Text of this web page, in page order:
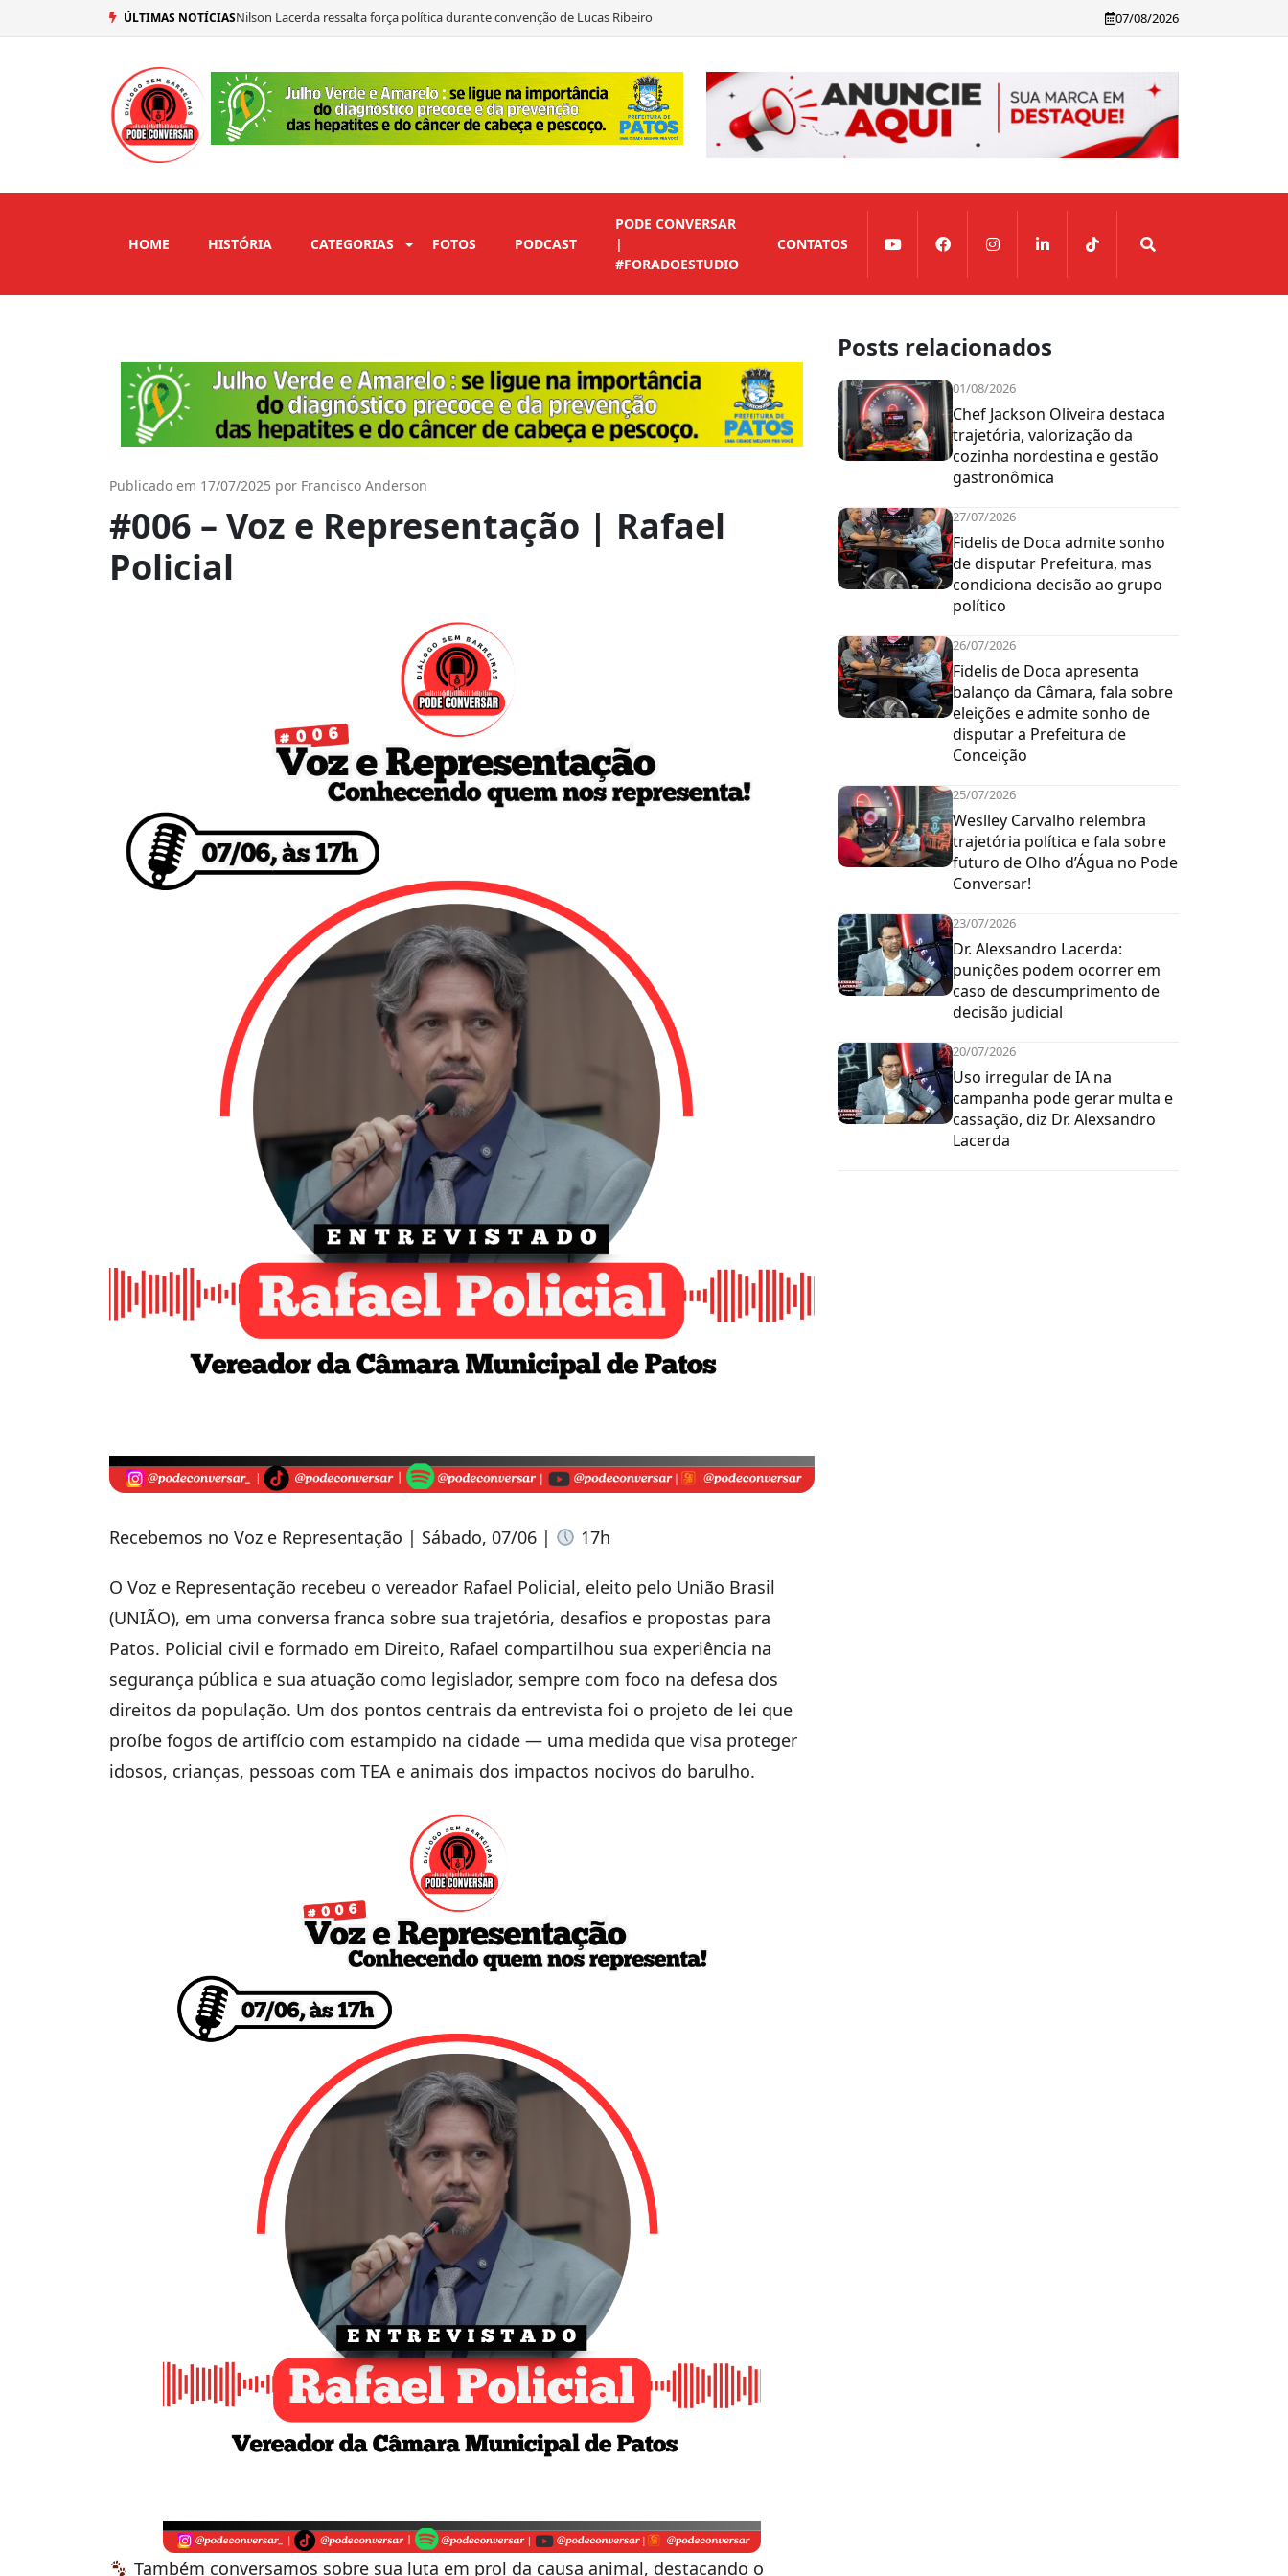
ÚLTIMAS NOTÍCIASNilson Lacerda ressalta força política durante convenção de Lucas Ribeiro
Mersinho Lucena confirma seu voto em André Gadelha para o Senado
Adriano Galdino abre mão de vaga de vice para preservar candidaturas do Republicanos
07/08/2026
HOME HISTÓRIA CATEGORIAS FOTOS PODCAST
PODE CONVERSAR
|
#FORADOESTUDIO
CONTATOS
Publicado em 17/07/2025 por Francisco Anderson
#006 – Voz e Representação | Rafael
Policial
Recebemos no Voz e Representação | Sábado, 07/06 | 17h
O Voz e Representação recebeu o vereador Rafael Policial, eleito pelo União Brasil
(UNIÃO), em uma conversa franca sobre sua trajetória, desafios e propostas para
Patos. Policial civil e formado em Direito, Rafael compartilhou sua experiência na
segurança pública e sua atuação como legislador, sempre com foco na defesa dos
direitos da população. Um dos pontos centrais da entrevista foi o projeto de lei que
proíbe fogos de artifício com estampido na cidade — uma medida que visa proteger
idosos, crianças, pessoas com TEA e animais dos impactos nocivos do barulho.
Também conversamos sobre sua luta em prol da causa animal, destacando o
Posts relacionados
01/08/2026
Chef Jackson Oliveira destaca
trajetória, valorização da
cozinha nordestina e gestão
gastronômica
27/07/2026
Fidelis de Doca admite sonho
de disputar Prefeitura, mas
condiciona decisão ao grupo
político
26/07/2026
Fidelis de Doca apresenta
balanço da Câmara, fala sobre
eleições e admite sonho de
disputar a Prefeitura de
Conceição
25/07/2026
Weslley Carvalho relembra
trajetória política e fala sobre
futuro de Olho d’Água no Pode
Conversar!
23/07/2026
Dr. Alexsandro Lacerda:
punições podem ocorrer em
caso de descumprimento de
decisão judicial
20/07/2026
Uso irregular de IA na
campanha pode gerar multa e
cassação, diz Dr. Alexsandro
Lacerda